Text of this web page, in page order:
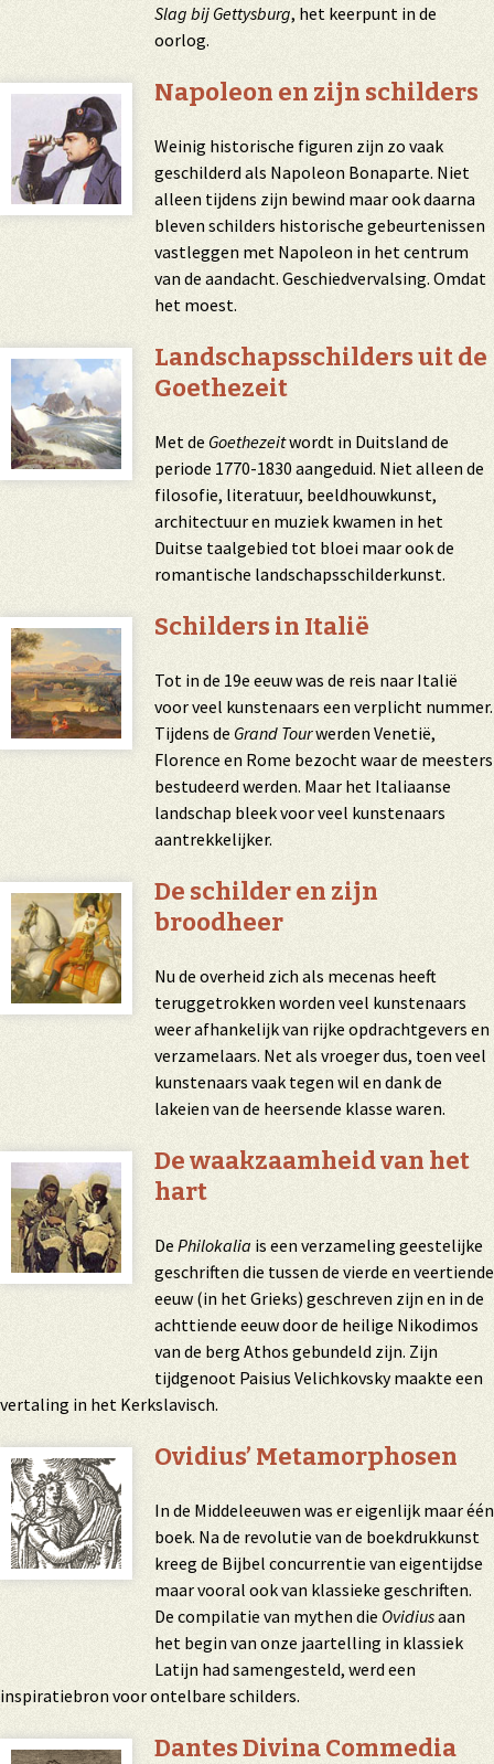
Slag bij Gettysburg, het keerpunt in de
oorlog.
Napoleon en zijn schilders
Weinig historische figuren zijn zo vaak
geschilderd als Napoleon Bonaparte. Niet
alleen tijdens zijn bewind maar ook daarna
bleven schilders historische gebeurtenissen
vastleggen met Napoleon in het centrum
van de aandacht. Geschiedvervalsing. Omdat
het moest.
Landschapsschilders uit de
Goethezeit
Met deGoethezeitwordt in Duitsland de
periode 1770-1830 aangeduid. Niet alleen de
filosofie, literatuur, beeldhouwkunst,
architectuur en muziek kwamen in het
Duitse taalgebied tot bloei maar ook de
romantische landschapsschilderkunst.
Schilders in Italië
Tot in de 19e eeuw was de reis naar Italië
voor veel kunstenaars een verplicht nummer.
Tijdens de Grand Tourwerden Venetië,
Florence en Rome bezocht waar de meesters
bestudeerd werden. Maar het Italiaanse
landschap bleek voor veel kunstenaars
aantrekkelijker.
De schilder en zijn
broodheer
Nu de overheid zich als mecenas heeft
teruggetrokken worden veel kunstenaars
weer afhankelijk van rijke opdrachtgevers en
verzamelaars. Net als vroeger dus, toen veel
kunstenaars vaak tegen wil en dank de
lakeien van de heersende klasse waren.
De waakzaamheid van het
hart
De Philokalia is een verzameling geestelijke
geschriften die tussen de vierde en veertiende
eeuw (in het Grieks) geschreven zijn en in de
achttiende eeuw door de heilige Nikodimos
van de berg Athos gebundeld zijn. Zijn
tijdgenoot Paisius Velichkovsky maakte een
vertaling in het Kerkslavisch.
Ovidius’ Metamorphosen
In de Middeleeuwen was er eigenlijk maar één
boek. Na de revolutie van de boekdrukkunst
kreeg de Bijbel concurrentie van eigentijdse
maar vooral ook van klassieke geschriften.
De compilatie van mythen die Ovidiusaan
het begin van onze jaartelling in klassiek
Latijn had samengesteld, werd een
inspiratiebron voor ontelbare schilders.
Dantes Divina Commedia